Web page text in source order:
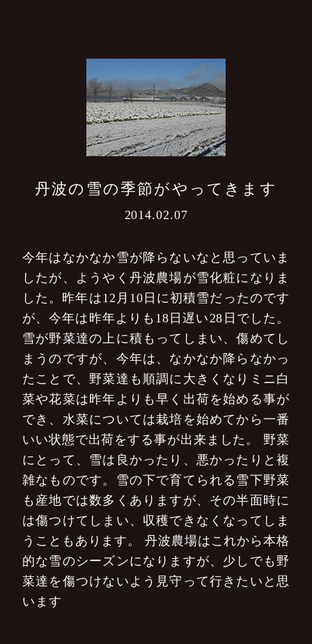
丹波の雪の季節がやってきます
2014.02.07
今年はなかなか雪が降らないなと思っていま
したが、ようやく丹波農場が雪化粧になりま
した。昨年は12月10日に初積雪だったのです
が、今年は昨年よりも18日遅い28日でした。
雪が野菜達の上に積もってしまい、傷めてし
まうのですが、今年は、なかなか降らなかっ
たことで、野菜達も順調に大きくなりミニ白
菜や花菜は昨年よりも早く出荷を始める事が
でき、水菜については栽培を始めてから一番
いい状態で出荷をする事が出来ました。
野菜
にとって、雪は良かったり、悪かったりと複
雑なものです。雪の下で育てられる雪下野菜
も産地では数多くありますが、その半面時に
は傷つけてしまい、収穫できなくなってしま
うこともあります。
丹波農場はこれから本格
的な雪のシーズンになりますが、少しでも野
菜達を傷つけないよう見守って行きたいと思
います